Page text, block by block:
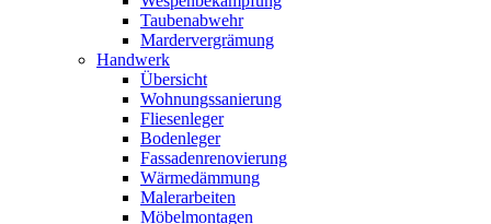
Taubenabwehr
Mardervergrämung
Handwerk
Übersicht
Wohnungssanierung
Fliesenleger
Bodenleger
Fassadenrenovierung
Wärmedämmung
Malerarbeiten
Möbelmontagen